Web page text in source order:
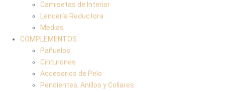
Camisetas de Interior
Lencería Reductora
Medias
COMPLEMENTOS
Pañuelos
Cinturones
Accesorios de Pelo
Pendientes, Anillos y Collares